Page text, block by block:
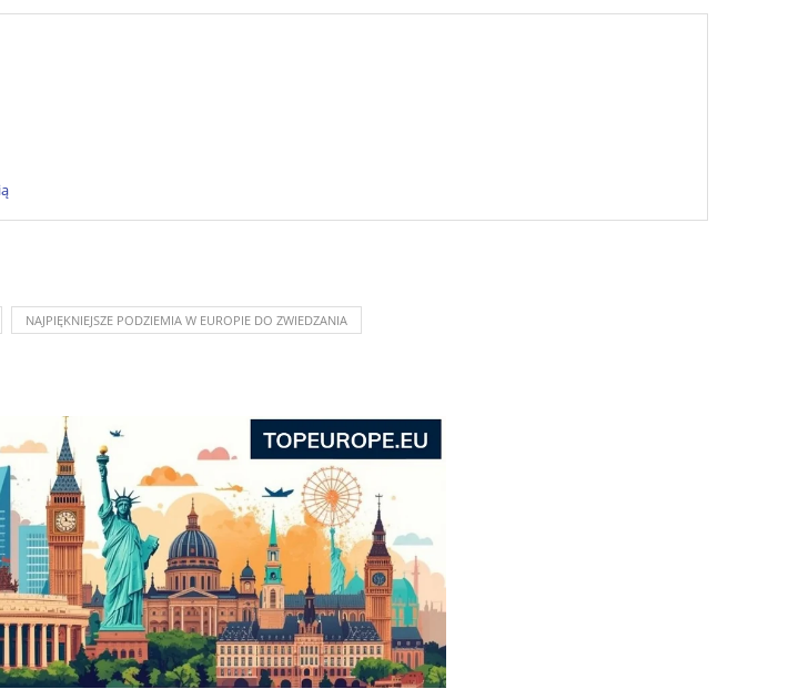
NAJPIĘKNIEJSZE PODZIEMIA W EUROPIE DO ZWIEDZANIA